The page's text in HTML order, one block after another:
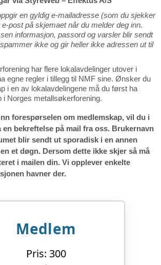
en gyldig e-mailadresse (som du sjekker
post på skjemaet når du melder deg inn.
informasjon, passord og varsler blir sendt
ikke og gir heller ikke adressen ut til
har flere lokalavdelinger utover i
egne regler i tillegg til NMF sine. Ønsker du
i en av lokalavdelingene må du først ha
i Norges metallsøkerforening.
forespørselen om medlemskap, vil du i
bekreftelse på mail fra oss. Brukernavn
blir sendt ut sporadisk i en annen
et døgn. Dersom dette ikke skjer så må
i mailen din. Vi opplever enkelte
havner der.
Medlem
Pris: 300